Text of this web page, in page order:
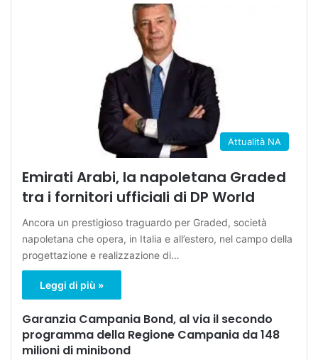
Attualità NA
Emirati Arabi, la napoletana Graded
tra i fornitori ufficiali di DP World
Ancora un prestigioso traguardo per Graded, società
napoletana che opera, in Italia e all’estero, nel campo della
progettazione e realizzazione di…
Leggi di più »
Garanzia Campania Bond, al via il secondo
programma della Regione Campania da 148
milioni di minibond